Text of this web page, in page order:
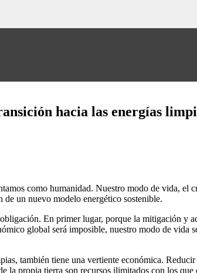
hacia las energías
como humanidad. Nuestro modo de vida,
de un nuevo modelo energético sostenible.
En primer lugar, porque la mitigación y
global será imposible, nuestro modo de vida
también tiene una vertiente económica.
propia tierra son recursos ilimitados con los